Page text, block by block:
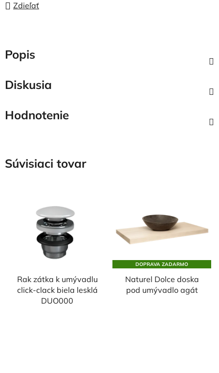
Zdieľať
Popis
Diskusia
Hodnotenie
Súvisiaci tovar
Rak zátka k umývadlu
click-clack biela lesklá
DUO000
DOPRAVA ZADARMO
Naturel Dolce doska
pod umývadlo agát